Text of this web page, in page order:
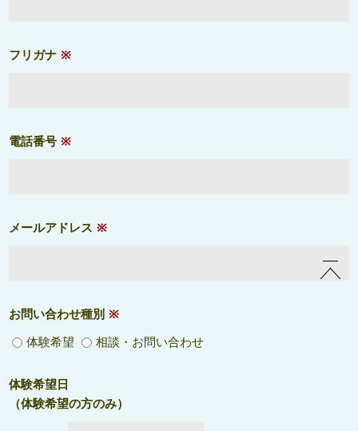
フリガナ ※
電話番号 ※
メールアドレス ※
お問い合わせ種別 ※
体験希望 相談・お問い合わせ
体験希望日
（体験希望の方のみ）